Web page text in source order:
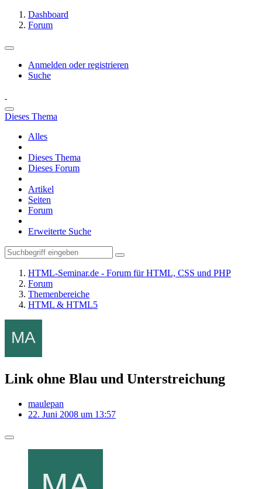
Dashboard
Forum
Anmelden oder registrieren
Suche
Dieses Thema
Alles
Dieses Thema
Dieses Forum
Artikel
Seiten
Forum
Erweiterte Suche
HTML-Seminar.de - Forum für HTML, CSS und PHP
Forum
Themenbereiche
HTML & HTML5
Link ohne Blau und Unterstreichung
maulepan
22. Juni 2008 um 13:57